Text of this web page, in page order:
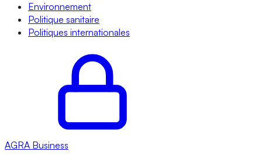
Environnement
Politique sanitaire
Politiques internationales
AGRA Business